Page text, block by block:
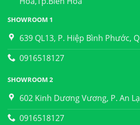
SHOWROOM 1
639 QL13, P. Hiệp Bình Phước,
0916518127
SHOWROOM 2
602 Kinh Dương Vương, P. An
0916518127